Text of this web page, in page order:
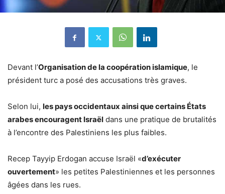
Devant l’Organisation de la coopération islamique, le
président turc a posé des accusations très graves.
Selon lui, les pays occidentaux ainsi que certains États
arabes encouragent Israël dans une pratique de brutalités
à l’encontre des Palestiniens les plus faibles.
Recep Tayyip Erdogan accuse Israël «d’exécuter
ouvertement» les petites Palestiniennes et les personnes
âgées dans les rues.